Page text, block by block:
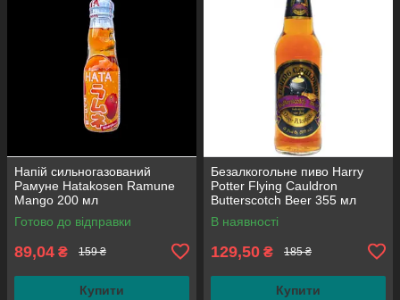
Напій сильногазований
Рамуне Hatakosen Ramune
Mango 200 мл
Готово до відправки
89,04 ₴ 159 ₴
Купити
Безалкогольне пиво Harry
Potter Flying Cauldron
Butterscotch Beer 355 мл
В наявності
129,50 ₴ 185 ₴
Купити